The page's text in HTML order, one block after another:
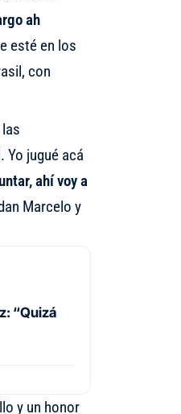
ah
esté en los
con
Yo jugué acá
ahí voy a
Marcelo y
“Quizá
y un honor